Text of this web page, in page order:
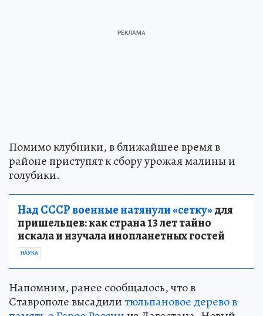
Помимо клубники, в ближайшее время в
районе приступят к сбору урожая малины и
голубики.
Над СССР военные натянули «сетку»для
пришельцев: как страна 13 лет тайно
искала и изучала инопланетных гостей
НАУКА
Напомним, ранее сообщалось, что в
Ставрополе высадилитюльпановое дерево в